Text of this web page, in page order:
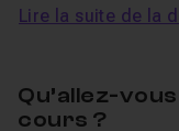
de mettre à jour
réalisera un
Lire la suite de la
Qu’allez-
cours ?